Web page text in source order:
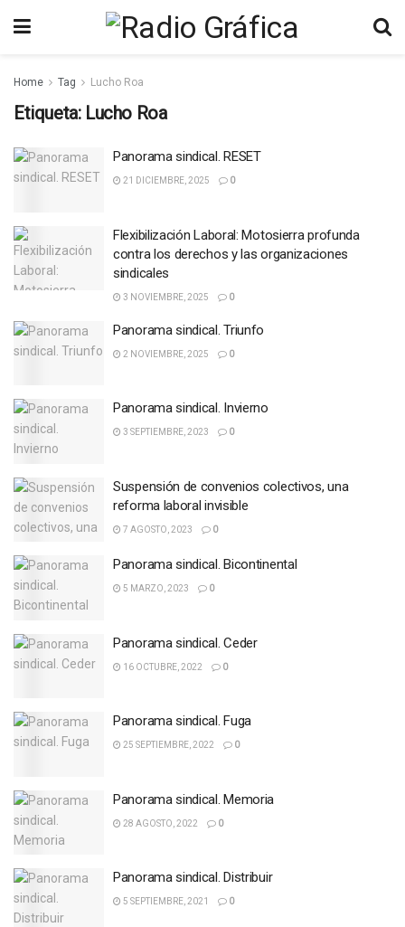
Home Tag Lucho Roa
Etiqueta: Lucho Roa
Panorama sindical. RESET
21 DICIEMBRE, 2025 0
Flexibilización Laboral: Motosierra profunda
contra los derechos y las organizaciones
sindicales
3 NOVIEMBRE, 2025 0
Panorama sindical. Triunfo
2 NOVIEMBRE, 2025 0
Panorama sindical. Invierno
3 SEPTIEMBRE, 2023 0
Suspensión de convenios colectivos, una
reforma laboral invisible
7 AGOSTO, 2023 0
Panorama sindical. Bicontinental
5 MARZO, 2023 0
Panorama sindical. Ceder
16 OCTUBRE, 2022 0
Panorama sindical. Fuga
25 SEPTIEMBRE, 2022 0
Panorama sindical. Memoria
28 AGOSTO, 2022 0
Panorama sindical. Distribuir
5 SEPTIEMBRE, 2021 0